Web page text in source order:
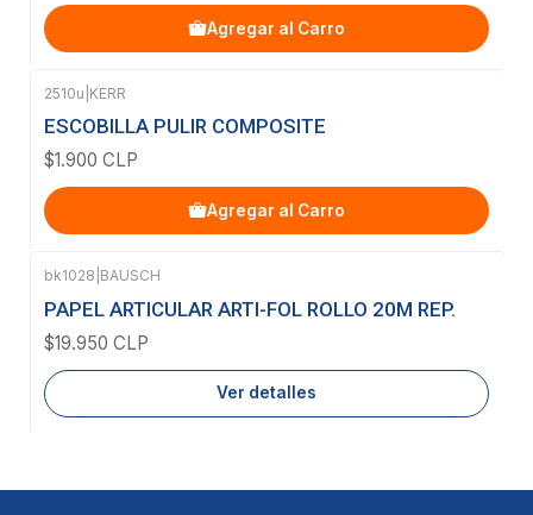
Agregar al Carro
2510u KERR
ESCOBILLA PULIR COMPOSITE
$1.900 CLP
Agregar al Carro
Agotado
bk1028 BAUSCH
PAPEL ARTICULAR ARTI-FOL ROLLO 20M REP.
$19.950 CLP
Ver detalles